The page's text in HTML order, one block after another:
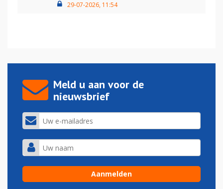
29-07-2026, 11:54
Meld u aan voor de
nieuwsbrief